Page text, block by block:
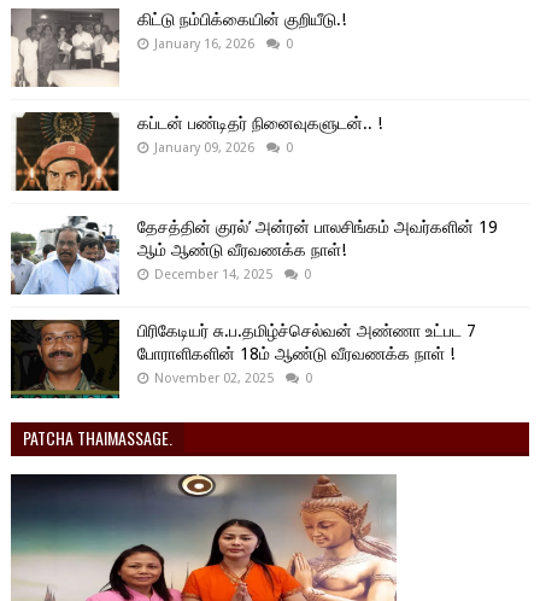
கிட்டு நம்பிக்கையின் குறியீடு.!
January 16, 2026 0
கப்டன் பண்டிதர் நினைவுகளுடன்.. !
January 09, 2026 0
தேசத்தின் குரல்’ அன்ரன் பாலசிங்கம் அவர்களின் 19
ஆம் ஆண்டு வீரவணக்க நாள்!
December 14, 2025 0
பிரிகேடியர் சு.ப.தமிழ்ச்செல்வன் அண்ணா உட்பட 7
போராளிகளின் 18ம் ஆண்டு வீரவணக்க நாள் !
November 02, 2025 0
PATCHA THAIMASSAGE.